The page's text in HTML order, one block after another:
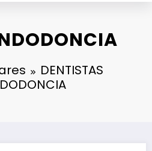
DENTISTAS